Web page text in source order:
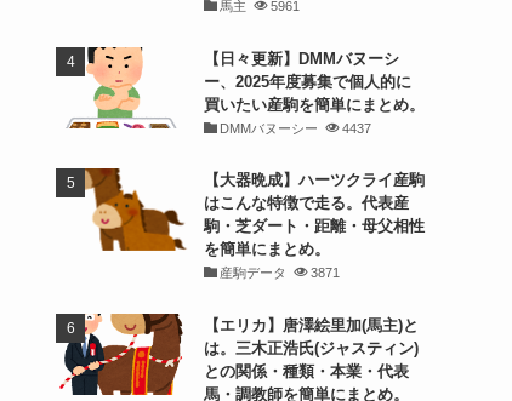
馬主 5961
【日々更新】DMMバヌーシ
ー、2025年度募集で個人的に
買いたい産駒を簡単にまとめ。
DMMバヌーシー 4437
【大器晩成】ハーツクライ産駒
はこんな特徴で走る。代表産
駒・芝ダート・距離・母父相性
を簡単にまとめ。
産駒データ 3871
【エリカ】唐澤絵里加(馬主)と
は。三木正浩氏(ジャスティン)
との関係・種類・本業・代表
馬・調教師を簡単にまとめ。